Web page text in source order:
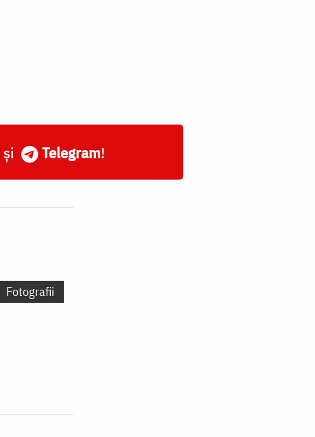
și Telegram!
Fotografii